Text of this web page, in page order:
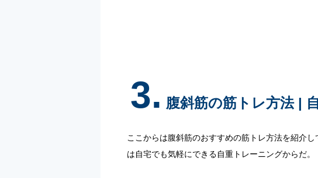
3. 腹斜筋の筋トレ方法 |
ここからは腹斜筋のおすすめの筋トレ方法を紹介
は自宅でも気軽にできる自重トレーニングからだ。